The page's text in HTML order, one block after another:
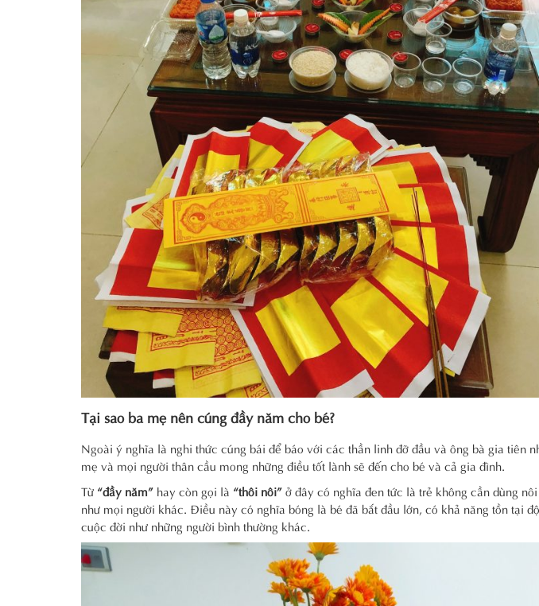
Tại sao ba mẹ nên cúng đầy năm cho bé?
Ngoài ý nghĩa là nghi thức cúng bái để báo với các thần linh đỡ đầu và ông bà gia tiên
mẹ và mọi người thân cầu mong những điều tốt lành sẽ đến cho bé và cả gia đình.
Từ “đầy năm” hay còn gọi là “thôi nôi”ở đây có nghĩa đen tức là trẻ không cần dùng
như mọi người khác. Điều này có nghĩa bóng là bé đã bắt đầu lớn, có khả năng tồn tại
cuộc đời như những người bình thường khác.